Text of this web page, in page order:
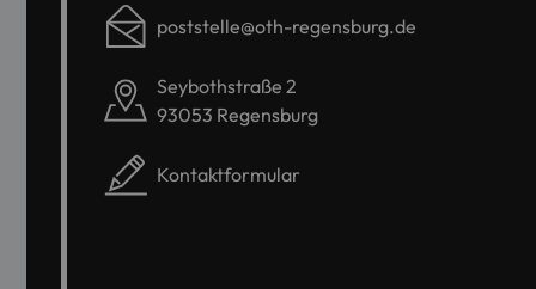
poststelle@oth-regensburg.de
Seybothstraße 2
93053 Regensburg
Kontaktformular